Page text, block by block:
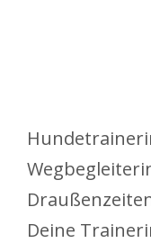
Deine